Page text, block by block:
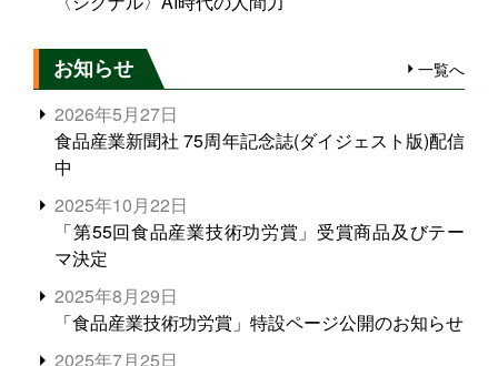
お知らせ 一覧へ
2026年5月27日
食品産業新聞社 75周年記念誌(ダイジェスト版)配信
中
2025年10月22日
「第55回食品産業技術功労賞」受賞商品及びテー
マ決定
2025年8月29日
「食品産業技術功労賞」特設ページ公開のお知らせ
2025年7月25日